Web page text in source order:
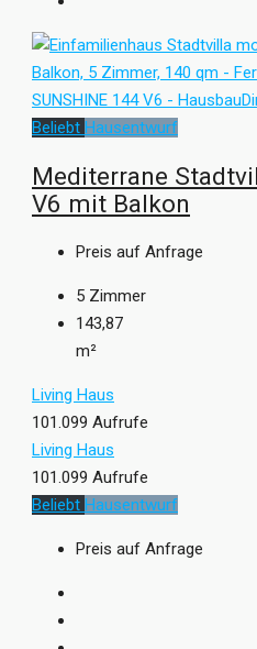
Beliebt Hausentwurf
Mediterrane
V6 mit Balkon
Preis auf Anfrage
5 Zimmer
143,87
m²
Living Haus
101.099 Aufrufe
Living Haus
101.099 Aufrufe
Beliebt Hausentwurf
Preis auf Anfrage